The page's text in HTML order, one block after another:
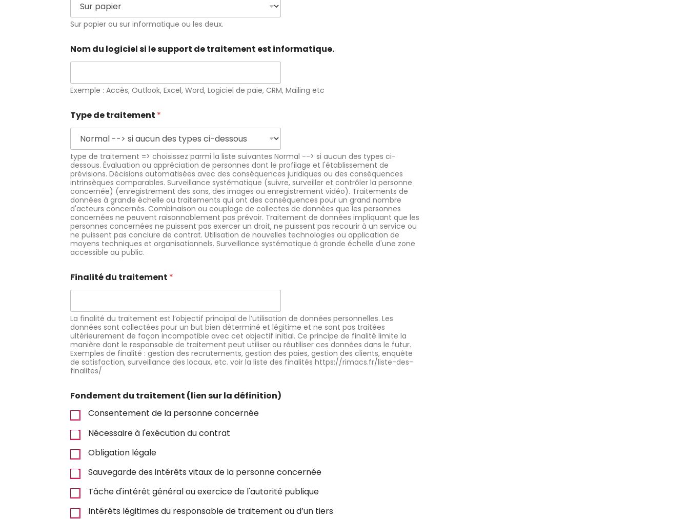
Sur papier ou sur informatique ou les deux.
Nom du logiciel si le support de traitement est informatique.
Exemple : Accès, Outlook, Excel, Word, Logiciel de paie, CRM, Mailing etc
Type de traitement *
type de traitement => choisissez parmi la liste suivantes Normal --> si aucun des types ci-
dessous. Évaluation ou appréciation de personnes dont le profilage et l'établissement de
prévisions. Décisions automatisées avec des conséquences juridiques ou des conséquences
intrinsèques comparables. Surveillance systématique (suivre, surveiller et contrôler la personne
concernée) (enregistrement des sons, des images ou enregistrement vidéo). Traitements de
données à grande échelle ou traitements qui ont des conséquences pour un grand nombre
d'acteurs concernés. Combinaison ou couplage de collectes de données que les personnes
concernées ne peuvent raisonnablement pas prévoir. Traitement de données impliquant que les
personnes concernées ne puissent pas exercer un droit, ne puissent pas recourir à un service ou
ne puissent pas conclure de contrat. Utilisation de nouvelles technologies ou application de
moyens techniques et organisationnels. Surveillance systématique à grande échelle d'une zone
accessible au public.
Finalité du traitement *
La finalité du traitement est l’objectif principal de l’utilisation de données personnelles. Les
données sont collectées pour un but bien déterminé et légitime et ne sont pas traitées
ultérieurement de façon incompatible avec cet objectif initial. Ce principe de finalité limite la
manière dont le responsable de traitement peut utiliser ou réutiliser ces données dans le futur.
Exemples de finalité : gestion des recrutements, gestion des paies, gestion des clients, enquête
de satisfaction, surveillance des locaux, etc. voir la liste des finalités https://rimacs.fr/liste-des-
finalites/
Fondement du traitement (lien sur la définition)
Consentement de la personne concernée
Nécessaire à l'exécution du contrat
Obligation légale
Sauvegarde des intérêts vitaux de la personne concernée
Tâche d'intérêt général ou exercice de l'autorité publique
Intérêts légitimes du responsable de traitement ou d’un tiers
Newsletter De RI
MA CONSEILS ET S
ERVICES
Newsletter de Rima
Conseils et Services